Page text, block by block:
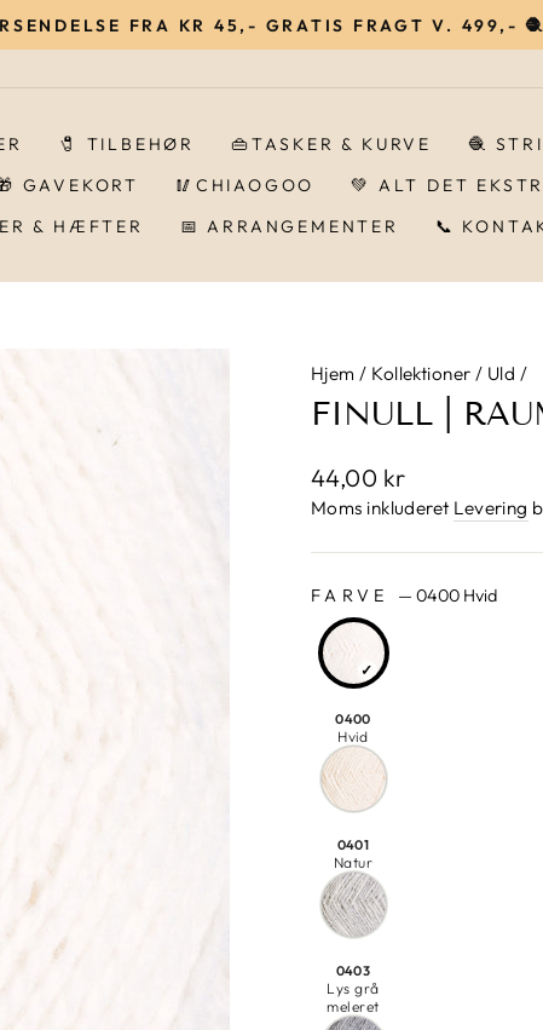
Pause
FRA KR 45,- GRATIS FRAGT V. 499,- 🧶
🧷 TILBEHØR 👜TASKER & KURVE
🧶
GAVEKORT 🥢CHIAOGOO 💚 ALT DET
& HÆFTER
📅 ARRANGEMENTER 📞
Hjem / Kollektioner / Uld /
FINULL |
Normalpris
44,00 kr
Moms inkluderet Levering
FARVE — 0400 Hvid
0400
Hvid
0401
Natur
0403
Lys grå
meleret